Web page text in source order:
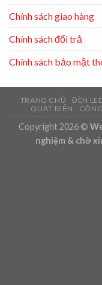
Chính sách giao hàng
Chính sách đổi trả
Chính sách bảo mật
TRANG CHỦ ĐÈN
QUẠT ĐIỆN
Copyright 2026 ©
nghiệm & chờ